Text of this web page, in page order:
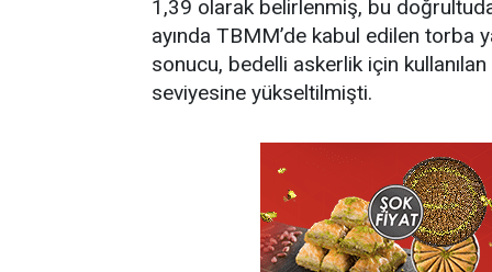
1,39 olarak belirlenmiş, bu
ayında TBMM’de kabul edilen torba
sonucu, bedelli askerlik için
seviyesine yükseltilmişti.